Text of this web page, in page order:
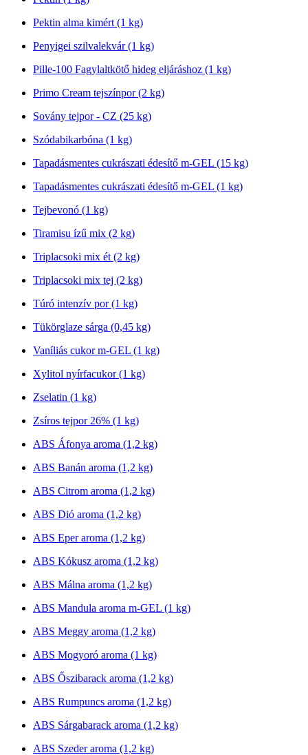
Pektin alma kimért (1 kg)
Penyigei szilvalekvár (1 kg)
Pille-100 Fagylaltkötő hideg eljáráshoz (1 kg)
Primo Cream tejszínpor (2 kg)
Sovány tejpor - CZ (25 kg)
Szódabikarbóna (1 kg)
Tapadásmentes cukrászati édesítő m-GEL (15 kg)
Tapadásmentes cukrászati édesítő m-GEL (1 kg)
Tejbevonó (1 kg)
Tiramisu ízű mix (2 kg)
Triplacsoki mix ét (2 kg)
Triplacsoki mix tej (2 kg)
Túró intenzív por (1 kg)
Tükörglaze sárga (0,45 kg)
Vaníliás cukor m-GEL (1 kg)
Xylitol nyírfacukor (1 kg)
Zselatin (1 kg)
Zsíros tejpor 26% (1 kg)
ABS Áfonya aroma (1,2 kg)
ABS Banán aroma (1,2 kg)
ABS Citrom aroma (1,2 kg)
ABS Dió aroma (1,2 kg)
ABS Eper aroma (1,2 kg)
ABS Kókusz aroma (1,2 kg)
ABS Málna aroma (1,2 kg)
ABS Mandula aroma m-GEL (1 kg)
ABS Meggy aroma (1,2 kg)
ABS Mogyoró aroma (1 kg)
ABS Őszibarack aroma (1,2 kg)
ABS Rumpuncs aroma (1,2 kg)
ABS Sárgabarack aroma (1,2 kg)
ABS Szeder aroma (1,2 kg)